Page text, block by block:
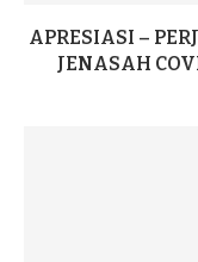
APRESIASI –
JENASAH